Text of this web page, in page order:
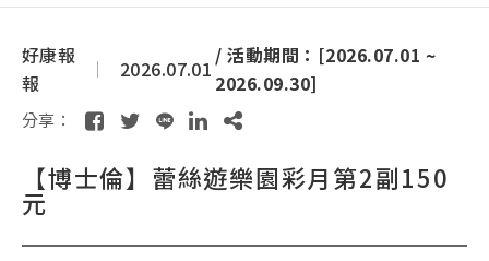
好康報
報
2026.07.01
/ 活動期間：[2026.07.01 ~
2026.09.30]
分享：
【博士倫】蕾絲遊樂園彩月第2副150
元